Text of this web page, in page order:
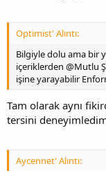
Optimist' Alıntı:
Bilgiyle dolu ama bir
içeriklerden @Mutlu
işine yarayabilir
Tam olarak aynı
tersini
Aycennet' Alıntı: